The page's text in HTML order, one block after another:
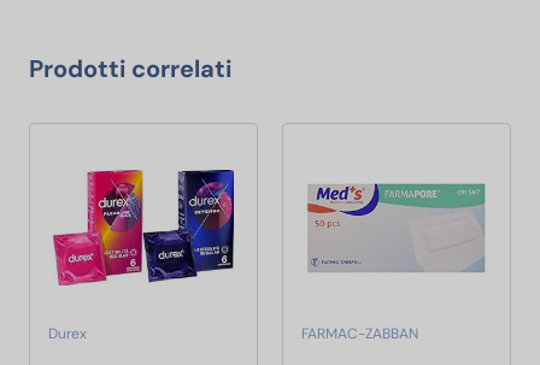
Prodotti correlati
Durex FARMAC-ZABBAN